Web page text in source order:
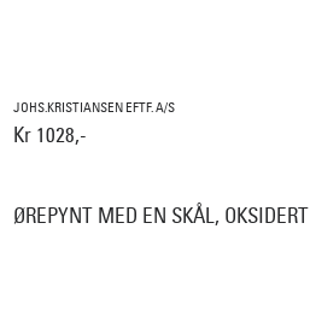
JOHS.KRISTIANSEN EFTF. A/S
Kr 1028,-
ØREPYNT MED EN SKÅL, OKSIDERT